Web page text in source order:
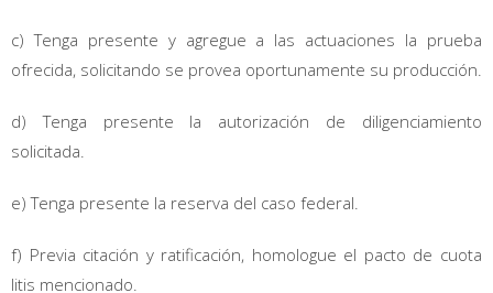
c) Tenga presente y agregue a las actuaciones la prueba
ofrecida, solicitando se provea oportunamente su producción.
d) Tenga presente la autorización de diligenciamiento
solicitada.
e) Tenga presente la reserva del caso federal.
f) Previa citación y ratificación, homologue el pacto de cuota
litis mencionado.